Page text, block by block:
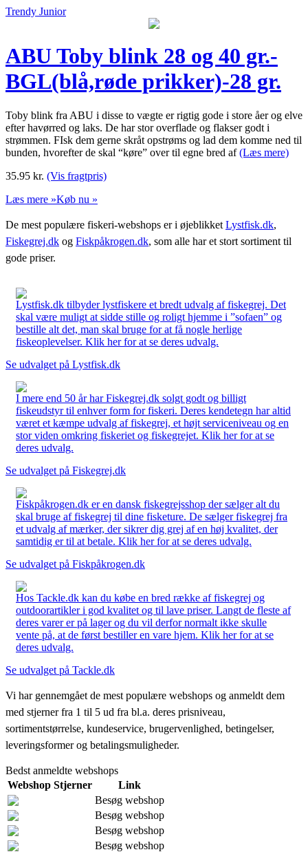
Trendy Junior
ABU Toby blink 28 og 40 gr.-
BGL(blå,røde prikker)-28 gr.
Toby blink fra ABU i disse to vægte er rigtig gode i store åer og elve
efter havørred og laks. De har stor overflade og flakser godt i
strømmen. FIsk dem gerne skråt opstrøms og lad dem komme ned til
bunden, hvorefter de skal “køre” over til egne bred af(Læs mere)
35.95 kr. (Vis fragtpris)
Læs mere »Køb nu »
De mest populære fiskeri-webshops er i øjeblikket Lystfisk.dk,
Fiskegrej.dk og Fiskpåkrogen.dk, som alle har et stort sortiment til
gode priser.
Lystfisk.dk tilbyder lystfiskere et bredt udvalg af fiskegrej. Det
skal være muligt at sidde stille og roligt hjemme i ”sofaen” og
bestille alt det, man skal bruge for at få nogle herlige
fiskeoplevelser. Klik her for at se deres udvalg.
Se udvalget på Lystfisk.dk
I mere end 50 år har Fiskegrej.dk solgt godt og billigt
fiskeudstyr til enhver form for fiskeri. Deres kendetegn har altid
været et kæmpe udvalg af fiskegrej, et højt serviceniveau og en
stor viden omkring fiskeriet og fiskegrejet. Klik her for at se
deres udvalg.
Se udvalget på Fiskegrej.dk
Fiskpåkrogen.dk er en dansk fiskegrejsshop der sælger alt du
skal bruge af fiskegrej til dine fisketure. De sælger fiskegrej fra
et udvalg af mærker, der sikrer dig grej af en høj kvalitet, der
samtidig er til at betale. Klik her for at se deres udvalg.
Se udvalget på Fiskpåkrogen.dk
Hos Tackle.dk kan du købe en bred række af fiskegrej og
outdoorartikler i god kvalitet og til lave priser. Langt de fleste af
deres varer er på lager og du vil derfor normalt ikke skulle
vente på, at de først bestiller en vare hjem. Klik her for at se
deres udvalg.
Se udvalget på Tackle.dk
Vi har gennemgået de mest populære webshops og anmeldt dem
med stjerner fra 1 til 5 ud fra bl.a. deres prisniveau,
sortimentstørrelse, kundeservice, brugervenlighed, betingelser,
leveringsformer og betalingsmuligheder.
Bedst anmeldte webshops
Webshop Stjerner
Link
Besøg webshop
Besøg webshop
Besøg webshop
Besøg webshop